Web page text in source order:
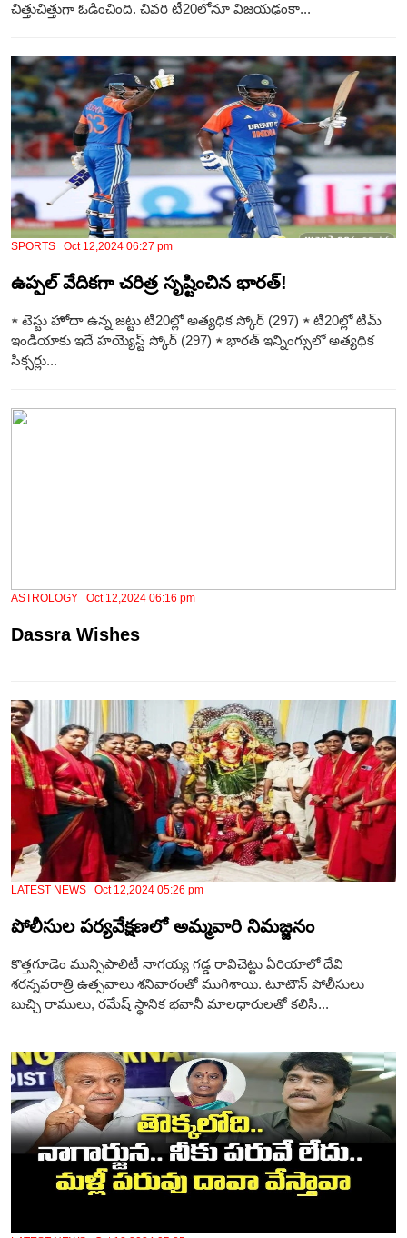
చిత్తుచిత్తుగా ఓడించింది. చివరి టీ20లోనూ విజయఢంకా...
SPORTS Oct 12,2024 06:27 pm
ఉప్పల్ వేదికగా చరిత్ర సృష్టించిన భారత్!
★ టెస్టు హోదా ఉన్న జట్టు టీ20ల్లో అత్యధిక స్కోర్ (297) ★ టీ20ల్లో టీమ్
ఇండియాకు ఇదే హయ్యెస్ట్ స్కోర్ (297) ★ భారత్ ఇన్నింగ్సులో అత్యధిక
సిక్సర్లు...
ASTROLOGY Oct 12,2024 06:16 pm
Dassra Wishes
LATEST NEWS Oct 12,2024 05:26 pm
పోలీసుల పర్యవేక్షణలో అమ్మవారి నిమజ్జనం
కొత్తగూడెం మున్సిపాలిటీ నాగయ్య గడ్డ రావిచెట్టు ఏరియాలో దేవి
శరన్నవరాత్రి ఉత్సవాలు శనివారంతో ముగిశాయి. టూటౌన్ పోలీసులు
బుచ్చి రాములు, రమేష్ స్థానిక భవానీ మాలధారులతో కలిసి...